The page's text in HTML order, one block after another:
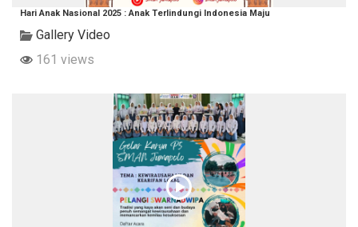
Hari Anak Nasional 2025 : Anak Terlindungi Indonesia Maju
Gallery Video
161 views